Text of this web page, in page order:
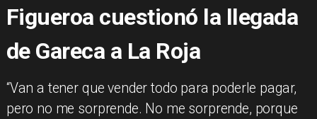
Figueroa cuestionó la llegada
de Gareca a La Roja
​“Van a tener que vender todo para poderle pagar,
pero no me sorprende. No me sorprende, porque